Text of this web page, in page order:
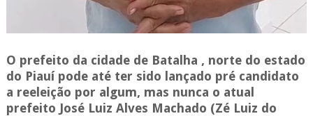
O prefeito da cidade de Batalha , norte do estado
do Piauí pode até ter sido lançado pré candidato
a reeleição por algum, mas nunca o atual
prefeito José Luiz Alves Machado (Zé Luiz do